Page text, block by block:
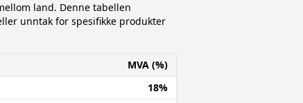
land. Denne tabellen
unntak for spesifikke produkter
MVA (%)
18%